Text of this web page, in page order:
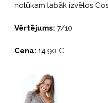
nolūkam labāk izvēlos
Vērtējums: 7/10
Cena: 14.90 €